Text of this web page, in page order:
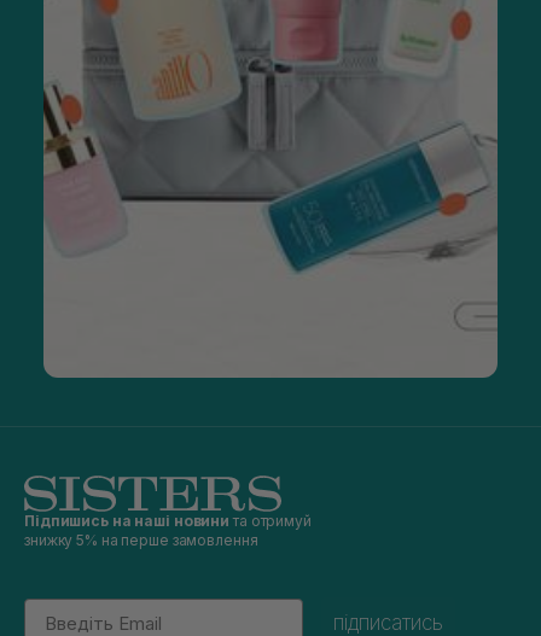
Підпишись на наші новини та отримуй
знижку 5% на перше замовлення
Email
підписатись